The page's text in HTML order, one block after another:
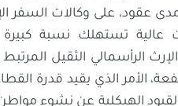
عقود، على وكالات السفر
تستهلك نسبة
الرأسمالي الثقيل
الأمر الذي يقيد قدرة
الهيكلية عن نشوء